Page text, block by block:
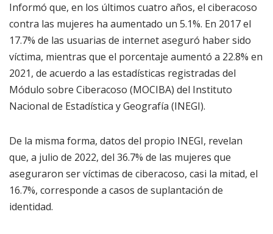
Informó que, en los últimos cuatro años, el ciberacoso
contra las mujeres ha aumentado un 5.1%. En 2017 el
17.7% de las usuarias de internet aseguró haber sido
víctima, mientras que el porcentaje aumentó a 22.8% en
2021, de acuerdo a las estadísticas registradas del
Módulo sobre Ciberacoso (MOCIBA) del Instituto
Nacional de Estadística y Geografía (INEGI).
De la misma forma, datos del propio INEGI, revelan
que, a julio de 2022, del 36.7% de las mujeres que
aseguraron ser víctimas de ciberacoso, casi la mitad, el
16.7%, corresponde a casos de suplantación de
identidad.